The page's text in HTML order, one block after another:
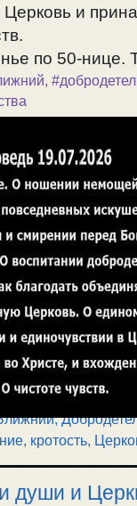
и
по 50-
,
,
кротость,
души и